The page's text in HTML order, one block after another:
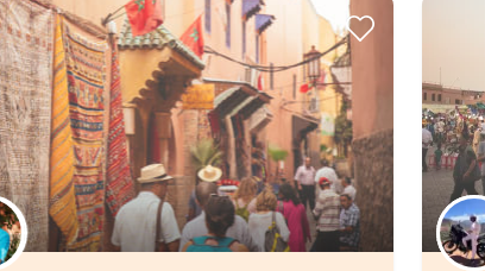
Kies jouw favoriete local